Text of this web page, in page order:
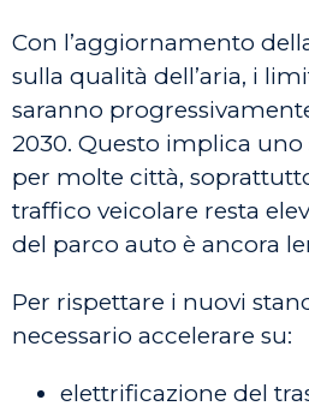
Con l’aggiornamento
sulla qualità dell’aria, i
saranno
2030. Questo implica
per molte città,
traffico veicolare resta
del parco auto è ancora
Per rispettare i nuovi
necessario accelerare su:
elettrificazione del